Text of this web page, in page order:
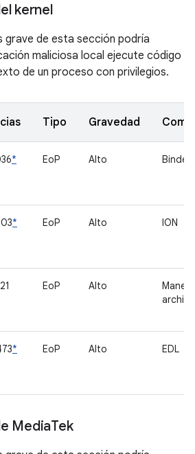
kernel
grave de esta sección podría
maliciosa local ejecute código
de un proceso con privilegios.
Tipo Gravedad
* EoP Alto Binder
* EoP Alto ION
EoP Alto
* EoP Alto EDL
MediaTek